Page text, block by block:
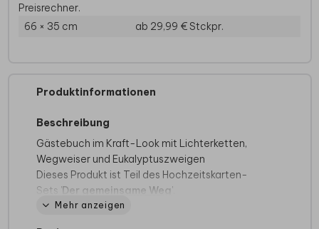
Preisrechner.
66 × 35 cm
ab 29,99 €Stckpr.
Produktinformationen
Beschreibung
Gästebuch im Kraft-Look mit Lichterketten,
Wegweiser und Eukalyptuszweigen
Dieses Produkt ist Teil des Hochzeitskarten-
Sets 'Der gemeinsame Weg'.
Mehr anzeigen